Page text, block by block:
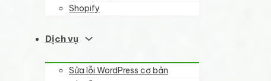
Shopify
Dịch vụ
Sửa lỗi WordPress cơ bản